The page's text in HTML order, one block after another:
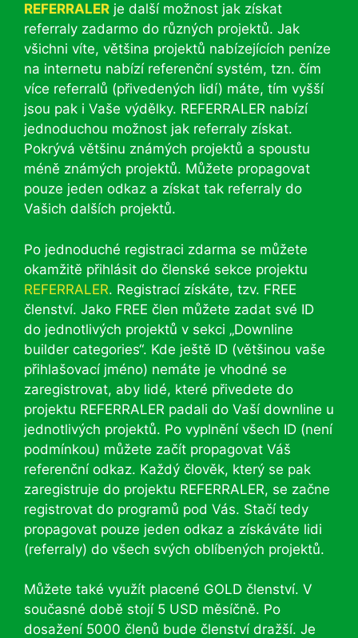
REFERRALER je další možnost jak získat
referraly zadarmo do různých projektů. Jak
všichni víte, většina projektů nabízejících peníze
na internetu nabízí referenční systém, tzn. čím
více referralů (přivedených lidí) máte, tím vyšší
jsou pak i Vaše výdělky. REFERRALER nabízí
jednoduchou možnost jak referraly získat.
Pokrývá většinu známých projektů a spoustu
méně známých projektů. Můžete propagovat
pouze jeden odkaz a získat tak referraly do
Vašich dalších projektů.
Po jednoduché registraci zdarma se můžete
okamžitě přihlásit do členské sekce projektu
REFERRALER. Registrací získáte, tzv. FREE
členství. Jako FREE člen můžete zadat své ID
do jednotlivých projektů v sekci „Downline
builder categories“. Kde ještě ID (většinou vaše
přihlašovací jméno) nemáte je vhodné se
zaregistrovat, aby lidé, které přivedete do
projektu REFERRALER padali do Vaší downline u
jednotlivých projektů. Po vyplnění všech ID (není
podmínkou) můžete začít propagovat Váš
referenční odkaz. Každý člověk, který se pak
zaregistruje do projektu REFERRALER, se začne
registrovat do programů pod Vás. Stačí tedy
propagovat pouze jeden odkaz a získáváte lidi
(referraly) do všech svých oblíbených projektů.
Můžete také využít placené GOLD členství. V
současné době stojí 5 USD měsíčně. Po
dosažení 5000 členů bude členství dražší. Je